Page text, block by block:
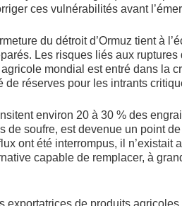
ces vulnérabilités avant
du détroit d’Ormuz tient à
Les risques liés aux ruptures
mondial est entré dans la
de réserves pour les intrants
environ 20 à 30 % des
de soufre, est devenue un point
ont été interrompus, il n’existait
capable de remplacer, à